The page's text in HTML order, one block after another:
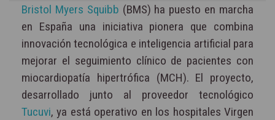
Bristol Myers Squibb (BMS) ha puesto en marcha
en España una iniciativa pionera que combina
innovación tecnológica e inteligencia artificial para
mejorar el seguimiento clínico de pacientes con
miocardiopatía hipertrófica (MCH). El proyecto,
desarrollado junto al proveedor tecnológico
Tucuvi, ya está operativo en los hospitales Virgen